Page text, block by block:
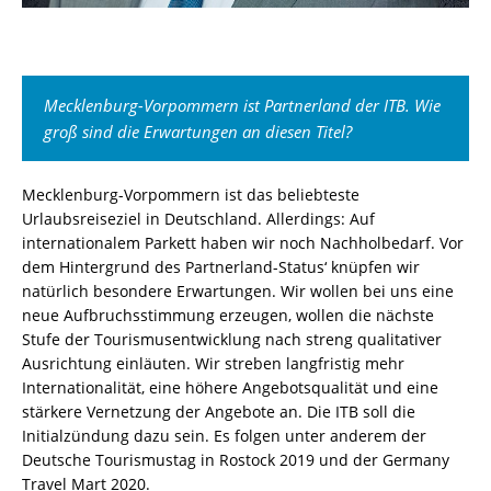
Mecklenburg-Vorpommern ist Partnerland der ITB. Wie
groß sind die Erwartungen an diesen Titel?
Mecklenburg-Vorpommern ist das beliebteste
Urlaubsreiseziel in Deutschland. Allerdings: Auf
internationalem Parkett haben wir noch Nachholbedarf. Vor
dem Hintergrund des Partnerland-Status‘ knüpfen wir
natürlich besondere Erwartungen. Wir wollen bei uns eine
neue Aufbruchsstimmung erzeugen, wollen die nächste
Stufe der Tourismusentwicklung nach streng qualitativer
Ausrichtung einläuten. Wir streben langfristig mehr
Internationalität, eine höhere Angebotsqualität und eine
stärkere Vernetzung der Angebote an. Die ITB soll die
Initialzündung dazu sein. Es folgen unter anderem der
Deutsche Tourismustag in Rostock 2019 und der Germany
Travel Mart 2020.